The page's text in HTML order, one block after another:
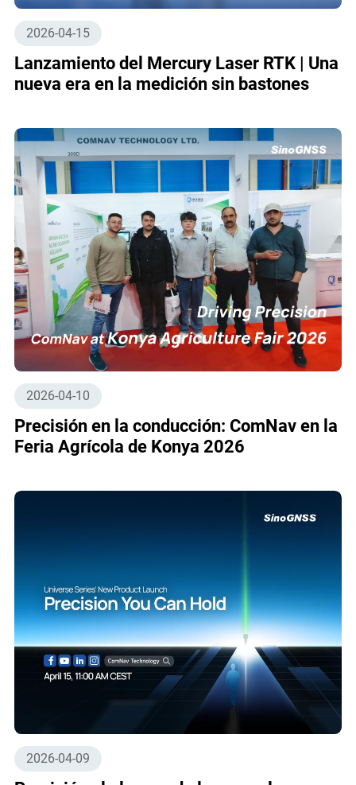
2026-04-15
Lanzamiento del Mercury Laser RTK | Una
nueva era en la medición sin bastones
2026-04-10
Precisión en la conducción: ComNav en la
Feria Agrícola de Konya 2026
2026-04-09